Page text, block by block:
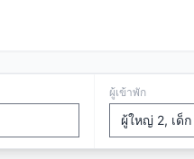
ผู้เข้าพัก